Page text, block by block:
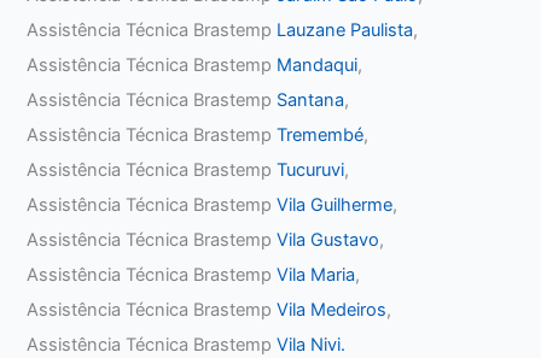
Assistência Técnica Brastemp Lauzane Paulista,
Assistência Técnica Brastemp Mandaqui,
Assistência Técnica Brastemp Santana,
Assistência Técnica BrastempTremembé,
Assistência Técnica BrastempTucuruvi,
Assistência Técnica BrastempVila Guilherme,
Assistência Técnica BrastempVila Gustavo,
Assistência Técnica BrastempVila Maria,
Assistência Técnica BrastempVila Medeiros,
Assistência Técnica BrastempVila Nivi.